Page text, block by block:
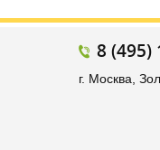
8 (495)
г. Москва,